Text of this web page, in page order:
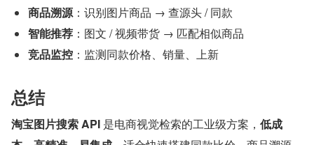
商品溯源：识别图片商品 → 查源头 / 同款
智能推荐 ：图文 / 视频带货 → 匹配相似商品
竞品监控 ：监测同款价格、销量、上新
总结
淘宝图片搜索 API 是电商视觉检索的工业级方案， 低成